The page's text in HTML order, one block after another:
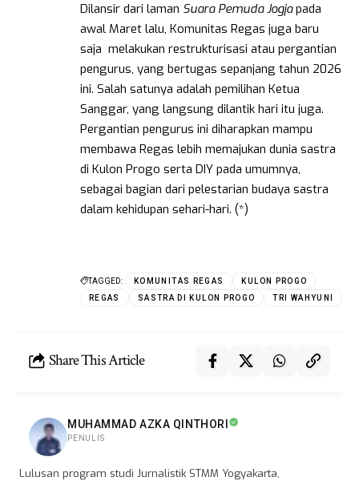
Dilansir dari laman Suara Pemuda Jogjapada
awal Maret lalu, Komunitas Regas juga baru
saja melakukan restrukturisasi atau pergantian
pengurus, yang bertugas sepanjang tahun 2026
ini. Salah satunya adalah pemilihan Ketua
Sanggar, yang langsung dilantik hari itu juga.
Pergantian pengurus ini diharapkan mampu
membawa Regas lebih memajukan dunia sastra
di Kulon Progo serta DIY pada umumnya,
sebagai bagian dari pelestarian budaya sastra
dalam kehidupan sehari-hari. (*)
TAGGED: KOMUNITAS REGAS
KULON PROGO
REGAS
SASTRA DI KULON PROGO TRI WAHYUNI
Share This Article
MUHAMMAD AZKA QINTHORI
PENULIS
Lulusan program studi Jurnalistik STMM Yogyakarta,